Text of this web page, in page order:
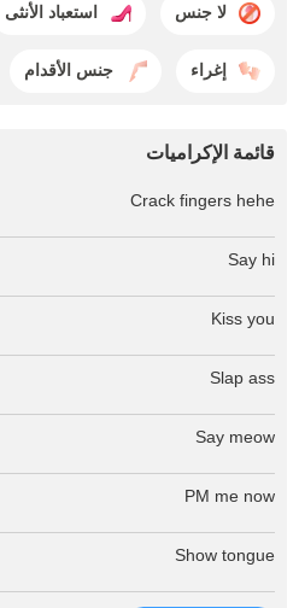
لا جنس استعباد الأنثى
إغراء جنس الأقدام
قائمة الإكراميات
Crack fingers hehe
Say hi
Kiss you
Slap ass
Say meow
PM me now
Show tongue